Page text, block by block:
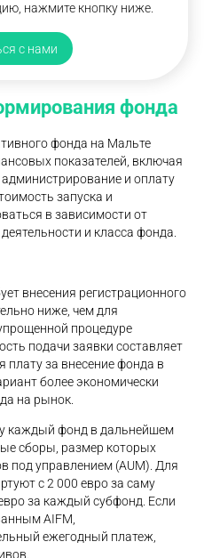
нажмите кнопку ниже.
с нами
фонда
фонда на Мальте
показателей, включая
и оплату
запуска и
в зависимости от
и класса фонда.
внесения регистрационного
ниже, чем для
процедуре
подачи заявки составляет
плату за внесение фонда в
более экономически
на рынок.
каждый фонд в дальнейшем
сборы, размер которых
под управлением (AUM). Для
с 2 000 евро за саму
за каждый субфонд. Если
AIFM,
ежегодный платеж,